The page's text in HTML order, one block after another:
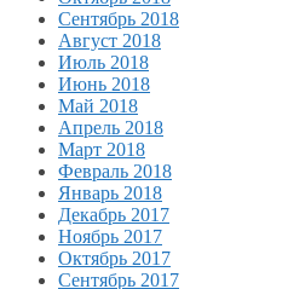
Сентябрь 2018
Август 2018
Июль 2018
Июнь 2018
Май 2018
Апрель 2018
Март 2018
Февраль 2018
Январь 2018
Декабрь 2017
Ноябрь 2017
Октябрь 2017
Сентябрь 2017